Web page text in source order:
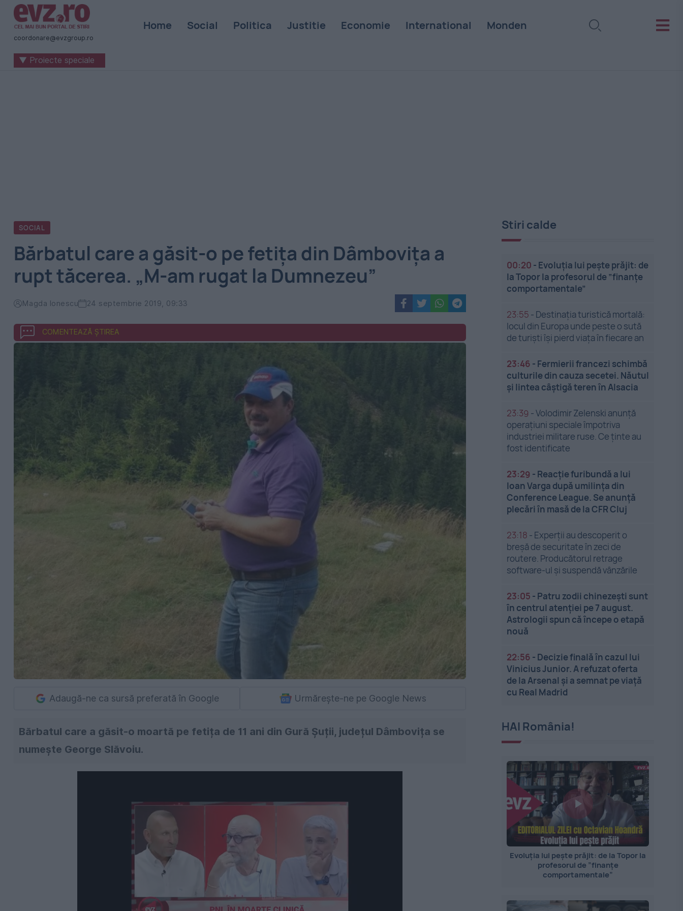
Știri
naționale
internaționale
coordonare@evzgroup.ro
Home Social Politica Justitie Economie International Monden
▼ Proiecte speciale
SOCIAL
Bărbatul care a găsit-o pe fetița din Dâmbovița a
rupt tăcerea. „M-am rugat la Dumnezeu”
Magda Ionescu 24 septembrie 2019, 09:33
COMENTEAZĂ ȘTIREA
Adaugă-ne ca sursă preferată în Google Urmărește-ne pe Google News
Bărbatul care a găsit-o moartă pe fetița de 11 ani din Gură Șuții, județul Dâmbovița se
numește George Slăvoiu.
Stiri calde
00:20 - Evoluția lui pește prăjit: de
la Topor la profesorul de ”finanțe
comportamentale”
23:55 - Destinația turistică mortală:
locul din Europa unde peste o sută
de turiști își pierd viața în fiecare an
23:46 - Fermierii francezi schimbă
culturile din cauza secetei. Năutul
și lintea câștigă teren în Alsacia
23:39 -Volodimir Zelenski anunță
operațiuni speciale împotriva
industriei militare ruse. Ce ținte au
fost identificate
23:29 - Reacție furibundă a lui
Ioan Varga după umilința din
Conference League. Se anunță
plecări în masă de la CFR Cluj
23:18 - Experții au descoperit o
breșă de securitate în zeci de
routere. Producătorul retrage
software-ul și suspendă vânzările
23:05 - Patru zodii chinezești sunt
în centrul atenției pe 7 august.
Astrologii spun că începe o etapă
nouă
22:56 - Decizie finală în cazul lui
Vinicius Junior. A refuzat oferta
de la Arsenal și a semnat pe viață
cu Real Madrid
HAI România!
Evoluția lui pește prăjit: de la Topor la
profesorul de ”finanțe
comportamentale”